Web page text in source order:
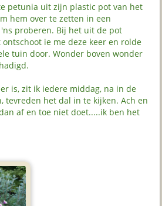
petunia uit zijn plastic pot van het
hem over te zetten in een
proberen. Bij het uit de pot
ie me deze keer en rolde
tuin door. Wonder boven wonder
is, zit ik iedere middag, na in de
tevreden het dal in te kijken. Ach en
af en toe niet doet.....ik ben het